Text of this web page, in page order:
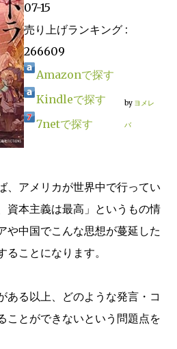
07-15
売り上げランキング :
266609
Amazonで探す
Kindleで探す
7netで探す
by ヨメレ
バ
、アメリカが世界中で行ってい
資本主義は最高」というもの情
や中国でこんな思想が蔓延した
ことになります。
ある以上、どのような発言・コ
ことができないという問題点を